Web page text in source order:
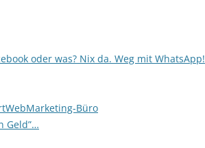
oder was? Nix da. Weg mit WhatsApp!
Büro
Geld”…